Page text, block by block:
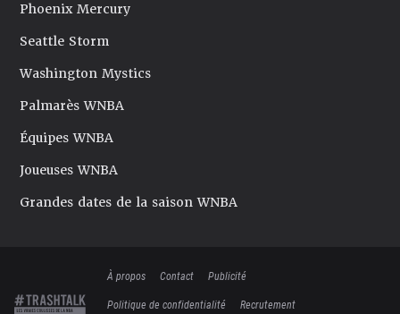
Phoenix Mercury
Seattle Storm
Washington Mystics
Palmarès WNBA
Équipes WNBA
Joueuses WNBA
Grandes dates de la saison WNBA
À propos Contact
Publicité
Politique de confidentialité
Recrutement